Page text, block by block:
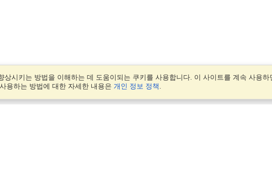
상시키는 방법을 이해하는 데 도움이되는 쿠키를 사용합니다. 이 사이트를 계속 사용하
용하는 방법에 대한 자세한 내용은 개인 정보 정책